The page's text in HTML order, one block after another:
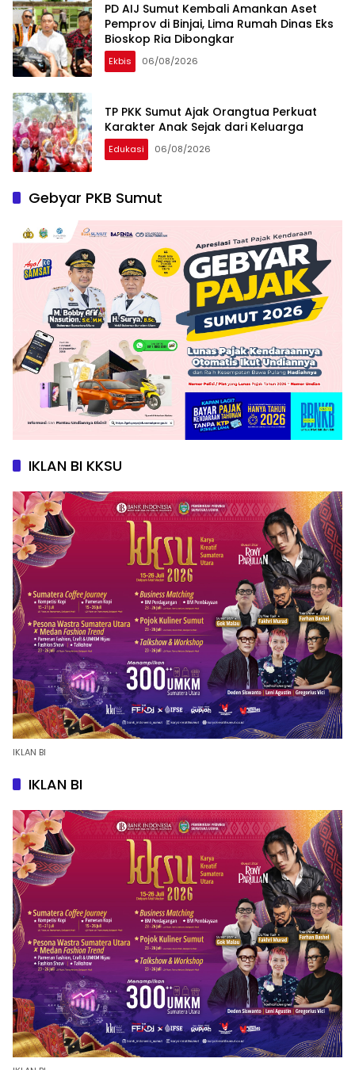
PD AIJ Sumut Kembali Amankan Aset
Pemprov di Binjai, Lima Rumah Dinas Eks
Bioskop Ria Dibongkar
Ekbis 06/08/2026
TP PKK Sumut Ajak Orangtua Perkuat
Karakter Anak Sejak dari Keluarga
Edukasi 06/08/2026
Gebyar PKB Sumut
IKLAN BI KKSU
IKLAN BI
IKLAN BI